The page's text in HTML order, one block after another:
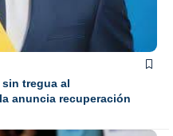
sin tregua al
anuncia recuperación